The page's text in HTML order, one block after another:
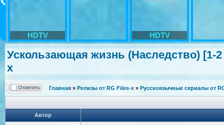
HDTV HDTV
Ускользающая жизнь (Наследство) [1-
x
Главная » Релизы от RG Files-x » Русскоязычные сериалы от
Автор